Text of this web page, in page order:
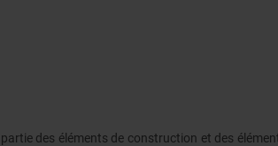
des éléments de construction et des